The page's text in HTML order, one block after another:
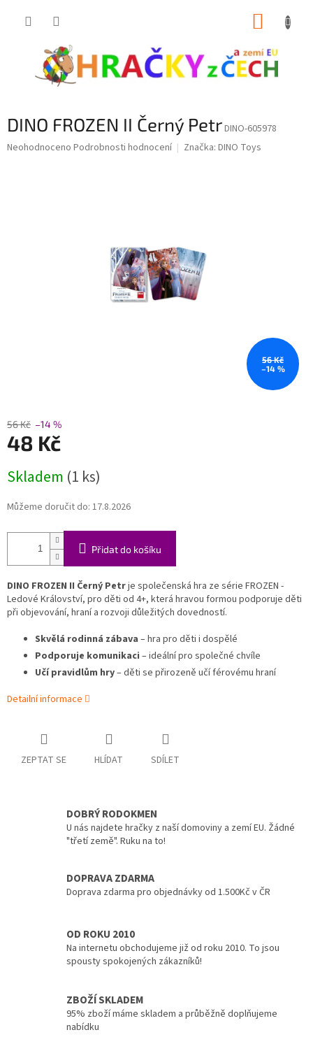
DINO FROZEN II Černý PetrDINO-605978
Průměrné
Neohodnoceno Podrobnosti hodnocení Značka: DINO Toys
56 Kč
–14 %
56 Kč –14 %
48 Kč
cena:
Skladem (1 ks)
Můžeme doručit do: 17.8.2026
Přidat do košíku
DINO FROZEN II Černý Petrje společenská hra ze série FROZEN -
Ledové Království, pro děti od 4+, která hravou formou podporuje děti
při objevování, hraní a rozvoji důležitých dovedností.
Skvělá rodinná zábava – hra pro děti i dospělé
Podporuje komunikaci – ideální pro společné chvíle
Učí pravidlům hry– děti se přirozeně učí férovému hraní
Detailní informace
ZEPTAT SE HLÍDAT SDÍLET
DOBRÝ RODOKMEN
U nás najdete hračky z naší domoviny a zemí EU. Žádné
"třetí země". Ruku na to!
DOPRAVA ZDARMA
Doprava zdarma pro objednávky od 1.500Kč v ČR
OD ROKU 2010
Na internetu obchodujeme již od roku 2010. To jsou
spousty spokojených zákazníků!
ZBOŽÍ SKLADEM
95% zboží máme skladem a průběžně doplňujeme
nabídku